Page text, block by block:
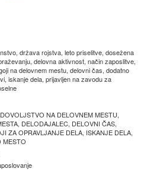
država rojstva, leto priselitve, dosežena
delovna aktivnost, način zaposlitve,
na delovnem mestu, delovni čas, dodatno
iskanje dela, prijavljen na zavodu za
NA DELOVNEM MESTU,
DELODAJALEC, DELOVNI ČAS,
ZA OPRAVLJANJE DELA, ISKANJE DELA,
MESTO